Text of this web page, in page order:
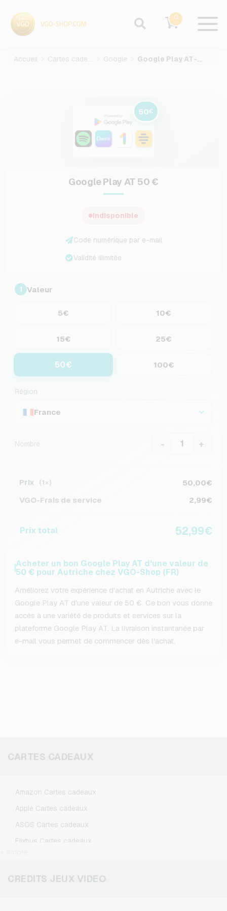
0
Accueil Cartes cadeaux Google Google Play AT-50-EUR
50€
Google Play AT 50 €
Indisponible
Code numérique par e-mail
Validité illimitée
1 Valeur
5€ 10€
15€ 25€
50€ 100€
Région
France
Nombre - +
Prix (1×)
50,00€
VGO-Frais de service
2,99€
Prix total 52,99€
Acheter un bon Google Play AT d'une valeur de
50 € pour Autriche chez VGO-Shop (FR)
Améliorez votre expérience d'achat en Autriche avec le
Google Play AT d'une valeur de 50 €. Ce bon vous donne
accès à une variété de produits et services sur la
plateforme Google Play AT. La livraison instantanée par
e-mail vous permet de commencer dès l'achat.
CARTES CADEAUX
Amazon Cartes cadeaux
Apple Cartes cadeaux
ASOS Cartes cadeaux
Flixbus Cartes cadeaux
Google Play Cartes cadeaux
CREDITS JEUX VIDEO